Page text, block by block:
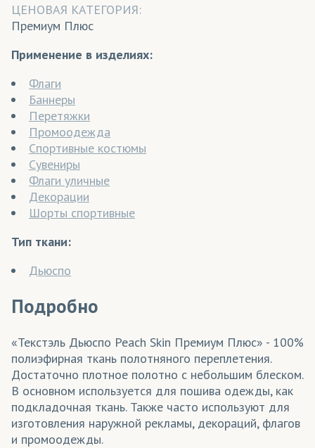
ЦЕНОВАЯ КАТЕГОРИЯ:
Премиум Плюс
Применение в изделиях:
Флаги
Баннеры
Перетяжки
Промоодежда
Спортивные костюмы
Сувениры
Флаги уличные
Декорации
Шорты спортивные
Тип ткани:
Дьюспо
Подробно
«Текстэль Дьюспо Peach Skin Премиум Плюс» - 100%
полиэфирная ткань полотняного переплетения.
Достаточно плотное полотно с небольшим блеском.
В основном используется для пошива одежды, как
подкладочная ткань. Также часто используют для
изготовления наружной рекламы, декораций, флагов
и промоодежды.